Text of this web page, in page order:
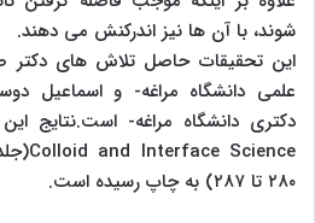
شوند، با آن ها نیز اندرکنش می دهند.
این تحقیقات حاصل تلاش های دکتر
علمی دانشگاه مراغه- و اسماعیل
۲۸۰ تا ۲۸۷) به چاپ رسیده است.